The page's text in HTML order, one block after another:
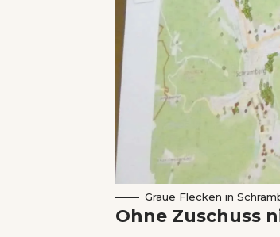
Graue Flecken in
Ohne Zuschuss